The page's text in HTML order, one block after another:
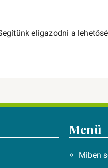
eligazodni a
Menü
Miben